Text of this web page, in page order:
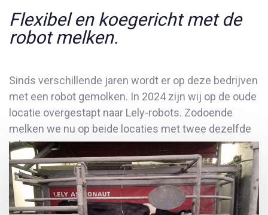
Flexibel en koegericht met de
robot melken.
Sinds verschillende jaren wordt er op deze bedrijven
met een robot gemolken. In 2024 zijn wij op de oude
locatie overgestapt naar Lely-robots. Zodoende
melken we nu op beide locaties met twee dezelfde
robots.